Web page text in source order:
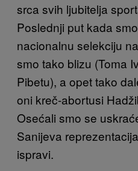
srca svih ljubitelja
Poslednji put kada
nacionalnu selekciju
smo tako blizu (Toma
Pibetu), a opet tako
oni kreč-abortusi
Osećali smo se
Sanijeva
ispravi.